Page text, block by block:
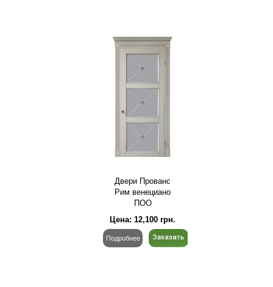
Двери Прованс
Рим венециано
ПОО
Цена: 12,100 грн.
Подробнее